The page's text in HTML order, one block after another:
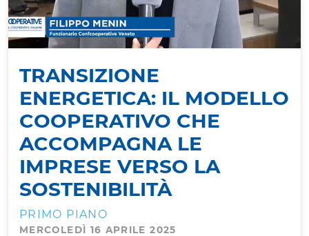
TRANSIZIONE
ENERGETICA: IL MODELLO
COOPERATIVO CHE
ACCOMPAGNA LE
IMPRESE VERSO LA
SOSTENIBILITÀ
PRIMO PIANO
MERCOLEDÌ 16 APRILE 2025